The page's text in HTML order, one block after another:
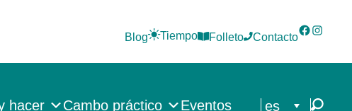
Blog Tiempo Folleto Contacto
hacer Cambo práctico Eventos es